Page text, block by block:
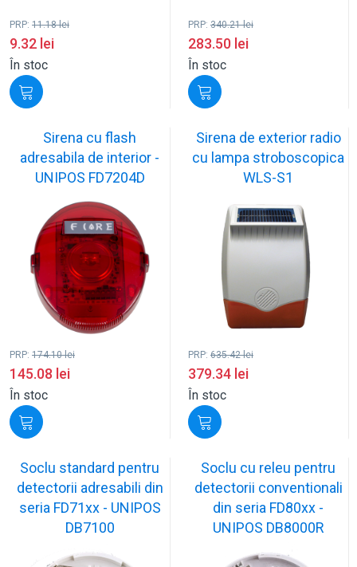
PRP: 11.18lei
9.32 lei
În stoc
PRP: 340.21lei
283.50 lei
În stoc
Sirena cu flash
adresabila de interior -
UNIPOS FD7204D
PRP: 174.10lei
145.08 lei
În stoc
Sirena de exterior radio
cu lampa stroboscopica
WLS-S1
PRP: 635.42lei
379.34 lei
În stoc
Soclu standard pentru
detectorii adresabili din
seria FD71xx - UNIPOS
DB7100
Soclu cu releu pentru
detectorii conventionali
din seria FD80xx -
UNIPOS DB8000R